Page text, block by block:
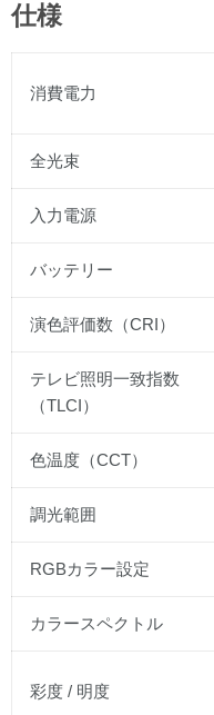
仕様
消費電力
全光束
入力電源
バッテリー
演色評価数（CRI）
テレビ照明一致指数
（TLCI）
色温度（CCT）
調光範囲
RGBカラー設定
カラースペクトル
彩度 / 明度